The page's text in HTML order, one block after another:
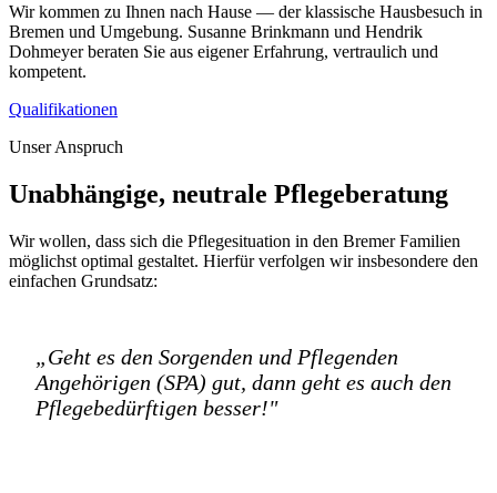
Wir kommen zu Ihnen nach Hause — der klassische Hausbesuch in
Bremen und Umgebung. Susanne Brinkmann und Hendrik
Dohmeyer beraten Sie aus eigener Erfahrung, vertraulich und
kompetent.
Qualifikationen
Unser Anspruch
Unabhängige, neutrale Pflegeberatung
Wir wollen, dass sich die Pflegesituation in den Bremer Familien
möglichst optimal gestaltet. Hierfür verfolgen wir insbesondere den
einfachen Grundsatz:
„Geht es den Sorgenden und Pflegenden
Angehörigen (SPA) gut, dann geht es auch den
Pflegebedürftigen besser!"